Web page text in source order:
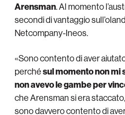
Arensman. Al momento
secondi di vantaggio
Netcompany-Ineos.
«Sono contento di aver
perchésul momento non mi
non avevo le gambe per
che Arensman si era
sono davvero contento di